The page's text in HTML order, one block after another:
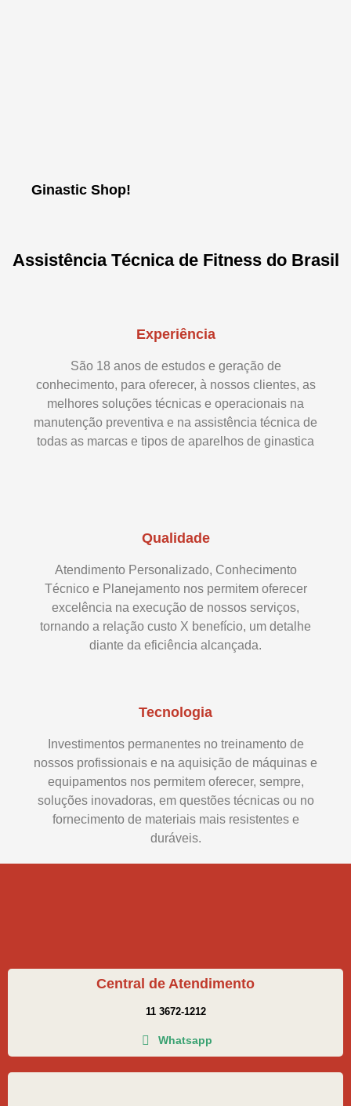
Ginastic Shop!
Assistência Técnica de Fitness do Brasil
Experiência
São 18 anos de estudos e geração de
conhecimento, para oferecer, à nossos clientes, as
melhores soluções técnicas e operacionais na
manutenção preventiva e na assistência técnica de
todas as marcas e tipos de aparelhos de ginastica
Qualidade
Atendimento Personalizado, Conhecimento
Técnico e Planejamento nos permitem oferecer
excelência na execução de nossos serviços,
tornando a relação custo X benefício, um detalhe
diante da eficiência alcançada.
Tecnologia
Investimentos permanentes no treinamento de
nossos profissionais e na aquisição de máquinas e
equipamentos nos permitem oferecer, sempre,
soluções inovadoras, em questões técnicas ou no
fornecimento de materiais mais resistentes e
duráveis.
Central de Atendimento
11 3672-1212
Whatsapp